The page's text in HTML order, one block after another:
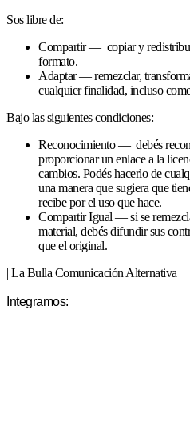
Sos libre de:
Compartir — copiar y
formato.
Adaptar — remezclar,
cualquier finalidad, incluso
Bajo las siguientes condiciones:
Reconocimiento — debés
proporcionar un enlace a la
cambios. Podés hacerlo de
una manera que sugiera que
recibe por el uso que hace.
Compartir Igual — si se
material, debés difundir sus
que el original.
| La Bulla Comunicación Alternativa
Integramos: